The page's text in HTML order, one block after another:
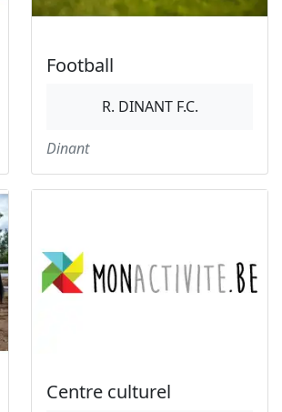
Football
R. DINANT F.C.
Dinant
Centre culturel